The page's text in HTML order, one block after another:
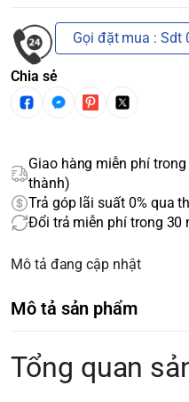
Gọi đặt mua : Sdt
Chia sẻ
Giao hàng miễn phí
thành)
Trả góp lãi suất 0% qua
Đổi trả miễn phí trong 30
Mô tả đang cập nhật
Mô tả sản phẩm
Tổng quan